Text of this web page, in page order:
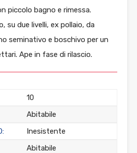
piccolo bagno e rimessa.
su due livelli, ex pollaio, da
seminativo e boschivo per un
Ape in fase di rilascio.
10
Abitabile
Inesistente
Abitabile